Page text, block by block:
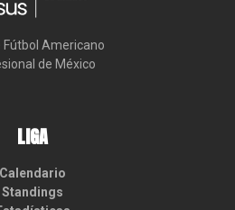
Fútbol Americano
de México
LIGA
Calendario
Standings